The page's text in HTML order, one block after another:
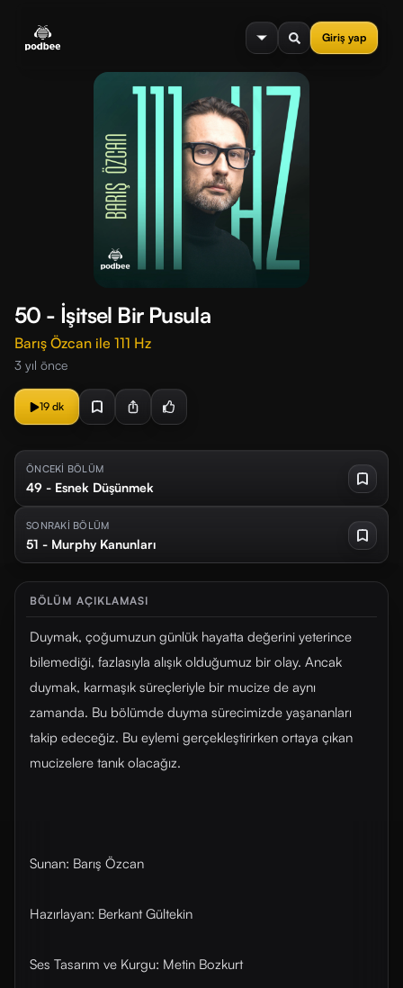
Giriş yap
menu
50 - İşitsel Bir Pusula
Barış Özcan ile 111 Hz
3 yıl önce
19 dk
ÖNCEKİ BÖLÜM
49 - Esnek Düşünmek
SONRAKİ BÖLÜM
51 - Murphy Kanunları
BÖLÜM AÇIKLAMASI
Duymak, çoğumuzun günlük hayatta değerini yeterince
bilemediği, fazlasıyla alışık olduğumuz bir olay. Ancak
duymak, karmaşık süreçleriyle bir mucize de aynı
zamanda. Bu bölümde duyma sürecimizde yaşananları
takip edeceğiz. Bu eylemi gerçekleştirirken ortaya çıkan
mucizelere tanık olacağız.
Sunan: Barış Özcan
Hazırlayan: Berkant Gültekin
Ses Tasarım ve Kurgu: Metin Bozkurt